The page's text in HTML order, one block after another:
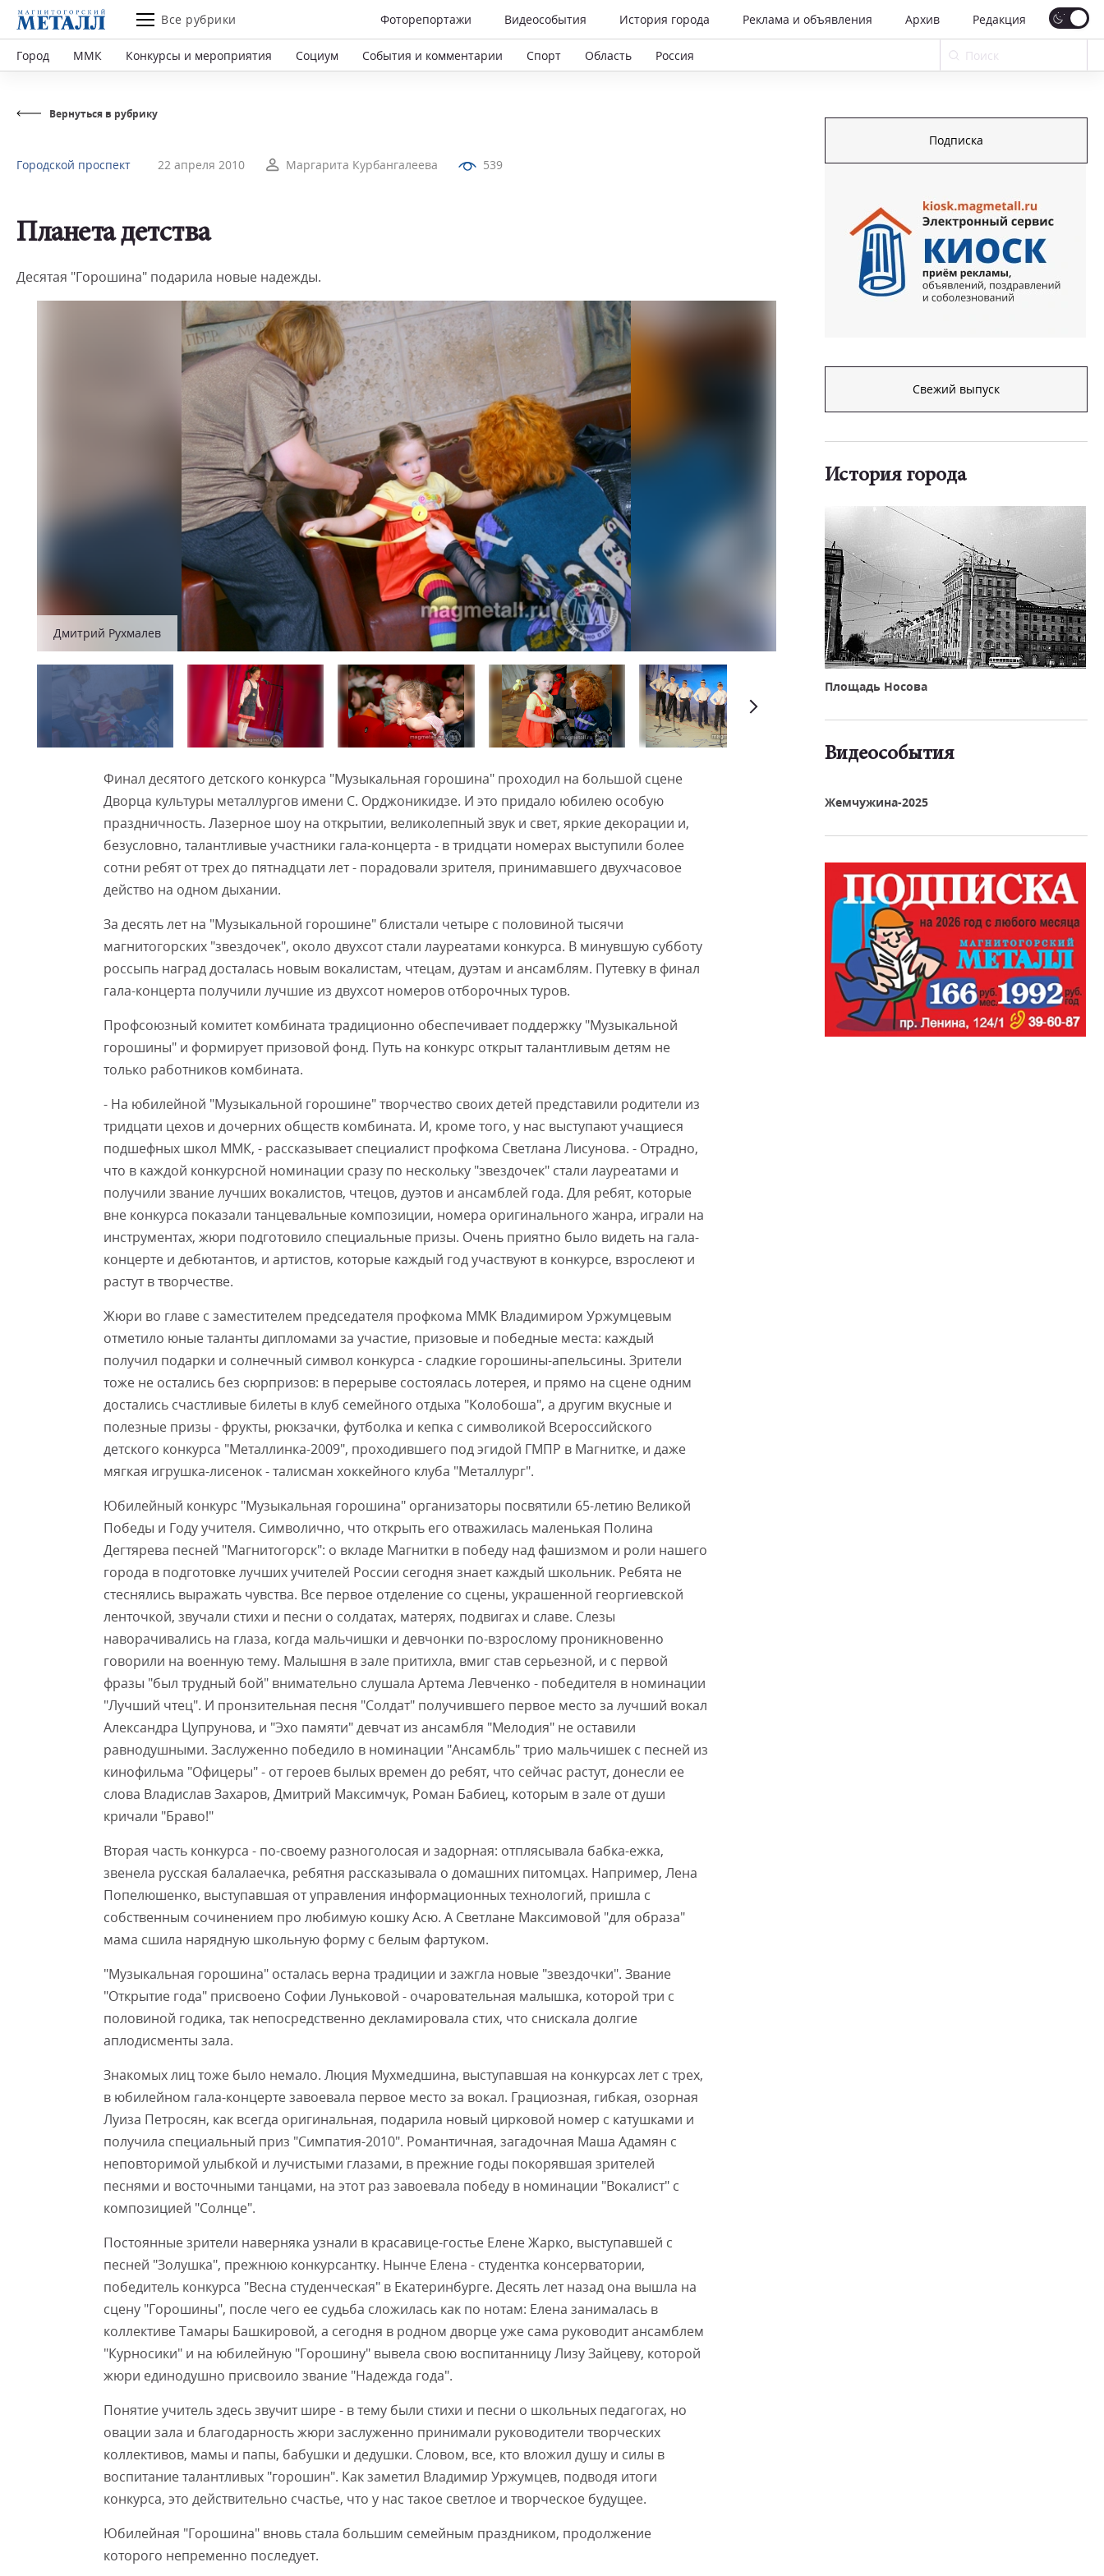
Все рубрики Фоторепортажи Видеособытия История города Реклама и объявления Архив Редакция
Город ММК Конкурсы и мероприятия Социум События и комментарии Спорт Область Россия
Вернуться в рубрику
Городской проспект 22 апреля 2010 Маргарита Курбангалеева 539
Планета детства
Десятая "Горошина" подарила новые надежды.
Дмитрий Рухмалев Дмитрий Рухмалев
Финал десятого детского конкурса "Музыкальная горошина" проходил на большой сцене
Дворца культуры металлургов имени С. Орджоникидзе. И это придало юбилею особую
праздничность. Лазерное шоу на открытии, великолепный звук и свет, яркие декорации и,
безусловно, талантливые участники гала-концерта - в тридцати номерах выступили более
сотни ребят от трех до пятнадцати лет - порадовали зрителя, принимавшего двухчасовое
действо на одном дыхании.
За десять лет на "Музыкальной горошине" блистали четыре с половиной тысячи
магнитогорских "звездочек", около двухсот стали лауреатами конкурса. В минувшую субботу
россыпь наград досталась новым вокалистам, чтецам, дуэтам и ансамблям. Путевку в финал
гала-концерта получили лучшие из двухсот номеров отборочных туров.
Профсоюзный комитет комбината традиционно обеспечивает поддержку "Музыкальной
горошины" и формирует призовой фонд. Путь на конкурс открыт талантливым детям не
только работников комбината.
- На юбилейной "Музыкальной горошине" творчество своих детей представили родители из
тридцати цехов и дочерних обществ комбината. И, кроме того, у нас выступают учащиеся
подшефных школ ММК, - рассказывает специалист профкома Светлана Лисунова. - Отрадно,
что в каждой конкурсной номинации сразу по нескольку "звездочек" стали лауреатами и
получили звание лучших вокалистов, чтецов, дуэтов и ансамблей года. Для ребят, которые
вне конкурса показали танцевальные композиции, номера оригинального жанра, играли на
инструментах, жюри подготовило специальные призы. Очень приятно было видеть на гала-
концерте и дебютантов, и артистов, которые каждый год участвуют в конкурсе, взрослеют и
растут в творчестве.
Жюри во главе с заместителем председателя профкома ММК Владимиром Уржумцевым
отметило юные таланты дипломами за участие, призовые и победные места: каждый
получил подарки и солнечный символ конкурса - сладкие горошины-апельсины. Зрители
тоже не остались без сюрпризов: в перерыве состоялась лотерея, и прямо на сцене одним
достались счастливые билеты в клуб семейного отдыха "Колобоша", а другим вкусные и
полезные призы - фрукты, рюкзачки, футболка и кепка с символикой Всероссийского
детского конкурса "Металлинка-2009", проходившего под эгидой ГМПР в Магнитке, и даже
мягкая игрушка-лисенок - талисман хоккейного клуба "Металлург".
Юбилейный конкурс "Музыкальная горошина" организаторы посвятили 65-летию Великой
Победы и Году учителя. Символично, что открыть его отважилась маленькая Полина
Дегтярева песней "Магнитогорск": о вкладе Магнитки в победу над фашизмом и роли нашего
города в подготовке лучших учителей России сегодня знает каждый школьник. Ребята не
стеснялись выражать чувства. Все первое отделение со сцены, украшенной георгиевской
ленточкой, звучали стихи и песни о солдатах, матерях, подвигах и славе. Слезы
наворачивались на глаза, когда мальчишки и девчонки по-взрослому проникновенно
говорили на военную тему. Малышня в зале притихла, вмиг став серьезной, и с первой
фразы "был трудный бой" внимательно слушала Артема Левченко - победителя в номинации
"Лучший чтец". И пронзительная песня "Солдат" получившего первое место за лучший вокал
Александра Цупрунова, и "Эхо памяти" девчат из ансамбля "Мелодия" не оставили
равнодушными. Заслуженно победило в номинации "Ансамбль" трио мальчишек с песней из
кинофильма "Офицеры" - от героев былых времен до ребят, что сейчас растут, донесли ее
слова Владислав Захаров, Дмитрий Максимчук, Роман Бабиец, которым в зале от души
кричали "Браво!"
Вторая часть конкурса - по-своему разноголосая и задорная: отплясывала бабка-ежка,
звенела русская балалаечка, ребятня рассказывала о домашних питомцах. Например, Лена
Попелюшенко, выступавшая от управления информационных технологий, пришла с
собственным сочинением про любимую кошку Асю. А Светлане Максимовой "для образа"
мама сшила нарядную школьную форму с белым фартуком.
"Музыкальная горошина" осталась верна традиции и зажгла новые "звездочки". Звание
"Открытие года" присвоено Софии Луньковой - очаровательная малышка, которой три с
половиной годика, так непосредственно декламировала стих, что снискала долгие
аплодисменты зала.
Знакомых лиц тоже было немало. Люция Мухмедшина, выступавшая на конкурсах лет с трех,
в юбилейном гала-концерте завоевала первое место за вокал. Грациозная, гибкая, озорная
Луиза Петросян, как всегда оригинальная, подарила новый цирковой номер с катушками и
получила специальный приз "Симпатия-2010". Романтичная, загадочная Маша Адамян с
неповторимой улыбкой и лучистыми глазами, в прежние годы покорявшая зрителей
песнями и восточными танцами, на этот раз завоевала победу в номинации "Вокалист" с
композицией "Солнце".
Постоянные зрители наверняка узнали в красавице-гостье Елене Жарко, выступавшей с
песней "Золушка", прежнюю конкурсантку. Нынче Елена - студентка консерватории,
победитель конкурса "Весна студенческая" в Екатеринбурге. Десять лет назад она вышла на
сцену "Горошины", после чего ее судьба сложилась как по нотам: Елена занималась в
коллективе Тамары Башкировой, а сегодня в родном дворце уже сама руководит ансамблем
"Курносики" и на юбилейную "Горошину" вывела свою воспитанницу Лизу Зайцеву, которой
жюри единодушно присвоило звание "Надежда года".
Понятие учитель здесь звучит шире - в тему были стихи и песни о школьных педагогах, но
овации зала и благодарность жюри заслуженно принимали руководители творческих
коллективов, мамы и папы, бабушки и дедушки. Словом, все, кто вложил душу и силы в
воспитание талантливых "горошин". Как заметил Владимир Уржумцев, подводя итоги
конкурса, это действительно счастье, что у нас такое светлое и творческое будущее.
Юбилейная "Горошина" вновь стала большим семейным праздником, продолжение
которого непременно последует.
Подписка
Свежий выпуск
История города
Площадь Носова
Видеособытия
Жемчужина-2025